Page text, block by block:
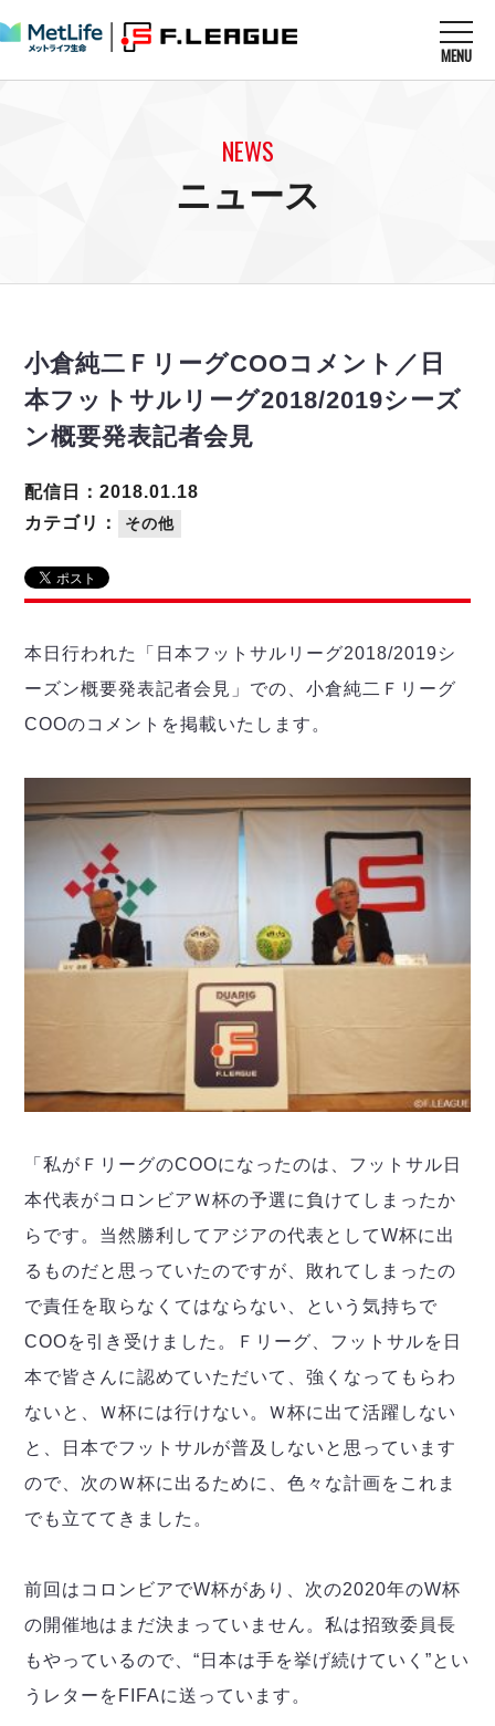
MENU
U-23選抜
メディア情報
フットサル日本代表
その他
戦績表
警告・退場・出場停止選手
個人ランキング｜ゴール
個人ランキング｜シュート
個人ランキング｜シュート成功率
個人ランキング｜第2PK
メットライフ生命Ｆ２リーグ
順位表
戦績表
警告・退場・出場停止選手
個人ランキング｜シュート
個人ランキング｜シュート成功率
個人ランキング｜第2PK
メットライフ生命Ｆリーグカップ 2026
試合日程・結果
大会概要
エスポラーダ北海道
バルドラール浦安
フウガドールすみだ
立川アスレティックFC
ペスカドーラ町田
ボアルース長野
シュライカー大阪
ボルクバレット北九州
バサジィ大分
ヴォスクオーレ仙台
マルバ水戸FC
リガーレヴィア葛飾
Y．S．C．C．横浜
ヴィンセドール白山
アグレミーナ浜松
ミラクルスマイル新居浜
アリーナ情報 ARENA
リーグ概要 ABOUT US
リーグ概要
大会概要
リーグ要項
クラブライセンス関連
過去の記録
過去の試合記録
ディビジョン1 試合記録
ディビジョン2 試合記録
リーグ統計データ
記念ゴール
ハットトリック
担当審判員
選手の通算記録（Ｆ１）
エスポラーダ北海道
バルドラール浦安
フウガドールすみだ
立川アスレティックFC
ペスカドーラ町田
湘南ベルマーレ
ボアルース長野
シュライカー大阪
ボルクバレット北九州
バサジィ大分
選手の通算記録（Ｆ２）
ヴォスクオーレ仙台
マルバ水戸FC
Y．S．C．C．横浜
ヴィンセドール白山
デウソン神戸
ポルセイド浜田
プロジェクト PROJECT
ABeam AWARD
DIVISION01
DIVISION02
FOLLOW US!
NEWS
ニュース
小倉純二ＦリーグCOOコメント／日
本フットサルリーグ2018/2019シーズ
ン概要発表記者会見
カテゴリ： その他
配信日：2018.01.18
本日行われた「日本フットサルリーグ2018/2019シ
ーズン概要発表記者会見」での、小倉純二Ｆリーグ
COOのコメントを掲載いたします。
「私がＦリーグのCOOになったのは、フットサル日
本代表がコロンビアＷ杯の予選に負けてしまったか
らです。当然勝利してアジアの代表としてW杯に出
るものだと思っていたのですが、敗れてしまったの
で責任を取らなくてはならない、という気持ちで
COOを引き受けました。Ｆリーグ、フットサルを日
本で皆さんに認めていただいて、強くなってもらわ
ないと、Ｗ杯には行けない。Ｗ杯に出て活躍しない
と、日本でフットサルが普及しないと思っています
ので、次のＷ杯に出るために、色々な計画をこれま
でも立ててきました。
前回はコロンビアでW杯があり、次の2020年のW杯
の開催地はまだ決まっていません。私は招致委員長
もやっているので、“日本は手を挙げ続けていく”とい
うレターをFIFAに送っています。